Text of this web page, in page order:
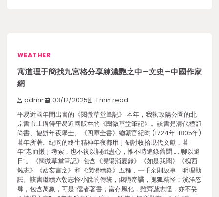
WEATHER
寓道理于簡找九宮格分享練濃艷之中–文史–中國作家
網
admin 03/12/2025 1 min read
平易近國年間出書的《閱微草堂筆記》 本年，我執政陽公園的北
京書市上購得平易近國版本的《閱微草堂筆記》。該書是清代禮部
尚書、協辦年夜學士、《四庫全書》總纂官紀昀 (1724年-1805年)
暮年所著。紀昀的終生精神年夜都用于研討收拾現代文獻，暮
年“老而懶于考索，也不復以詞賦盡心，惟不時追錄舊聞……聊以遣
日”。《閱微草堂筆記》包含《灤陽消夏錄》《如是我聞》《槐西
雜志》《姑妄言之》和《灤陽續錄》五種，一千余則故事，明理勸
誡。該書繼續六朝志怪小說的傳統，俶詭奇譎，鬼狐精怪；洸洋恣
肆，包含萬象，可是“儒者著書，當存風化，雖齊諧志怪，亦不妥